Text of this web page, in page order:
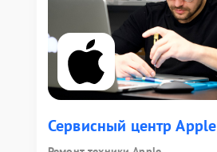
Сервисный центр Apple